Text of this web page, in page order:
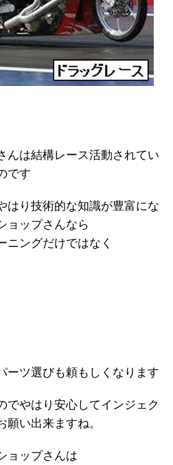
んは結構レース活動されてい
です
はり技術的な知識が豊富にな
ョップさんなら
ニングだけではなく
ーツ選びも頼もしくなります
でやはり安心してインジェク
願い出来ますね。
ョップさんは